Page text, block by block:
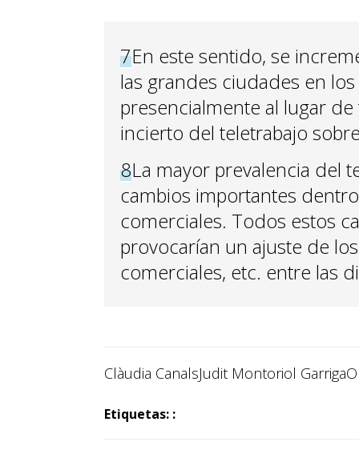
7En este sentido, se
las grandes ciudades en
presencialmente al lugar
incierto del teletrabajo
8La mayor prevalencia del
cambios importantes
comerciales. Todos estos
provocarían un ajuste de
comerciales, etc. entre las
Clàudia CanalsJudit Montoriol Garriga
Etiquetas: